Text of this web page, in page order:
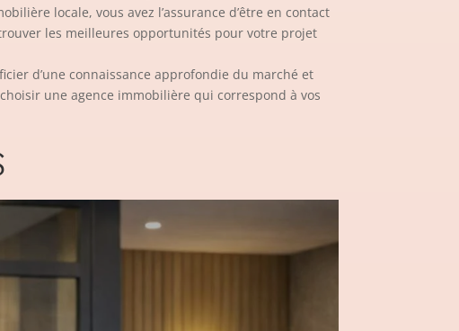
locale, vous avez l’assurance d’être en contact
les meilleures opportunités pour votre projet
d’une connaissance approfondie du marché et
une agence immobilière qui correspond à vos